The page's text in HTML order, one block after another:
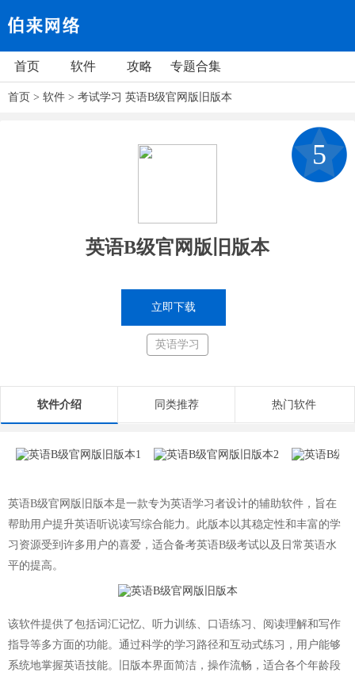
首页 软件 攻略 专题合集
首页 > 软件 > 考试学习 英语B级官网版旧版本
5
英语B级官网版旧版本
立即下载
英语学习
软件介绍 同类推荐 热门软件
英语B级官网版旧版本是一款专为英语学习者设计的辅助软件，旨在
帮助用户提升英语听说读写综合能力。此版本以其稳定性和丰富的学
习资源受到许多用户的喜爱，适合备考英语B级考试以及日常英语水
平的提高。
该软件提供了包括词汇记忆、听力训练、口语练习、阅读理解和写作
指导等多方面的功能。通过科学的学习路径和互动式练习，用户能够
系统地掌握英语技能。旧版本界面简洁，操作流畅，适合各个年龄段